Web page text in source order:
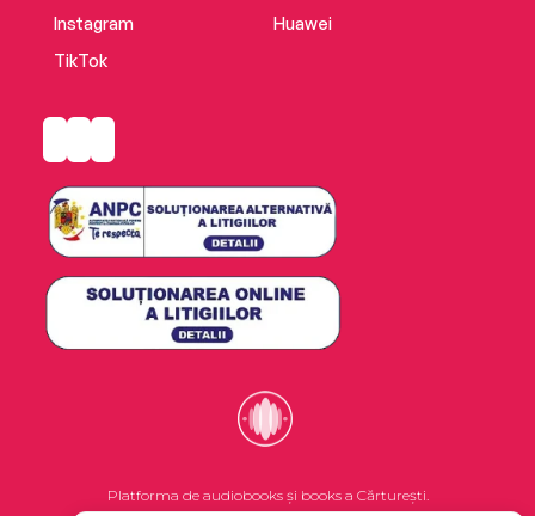
Instagram
TikTok
Huawei
Platforma de audiobooks și books a Cărturești.